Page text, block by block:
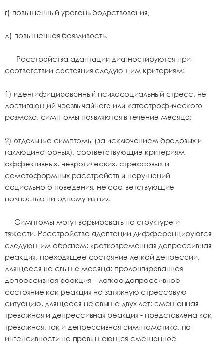
г) повышенный уровень бодрствования,
д) повышенная боязливость.
Расстройства адаптации диагностируются при
соответствии состояния следующим критериям:
1) идентифицированный психосоциальный стресс, не
достигающий чрезвычайного или катастрофического
размаха, симптомы появляются в течение месяца;
2) отдельные симптомы (за исключением бредовых и
галлюцинаторных), соответствующие критериям
аффективных, невротических, стрессовых и
соматоформных расстройств и нарушений
социального поведения, не соответствующие
полностью ни одному из них.
Симптомы могут варьировать по структуре и
тяжести. Расстройства адаптации дифференцируются
следующим образом: кратковременная депрессивная
реакция, преходящее состояние легкой депрессии,
длящееся не свыше месяца; пролонгированная
депрессивная реакция – легкое депрессивное
состояние как реакция на затяжную стрессовую
ситуацию, длящееся не свыше двух лет; смешанная
тревожная и депрессивная реакция - представлена как
тревожная, так и депрессивная симптоматика, по
интенсивности не превышающая смешанное